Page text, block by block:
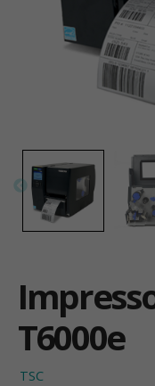
T6000e
TSC